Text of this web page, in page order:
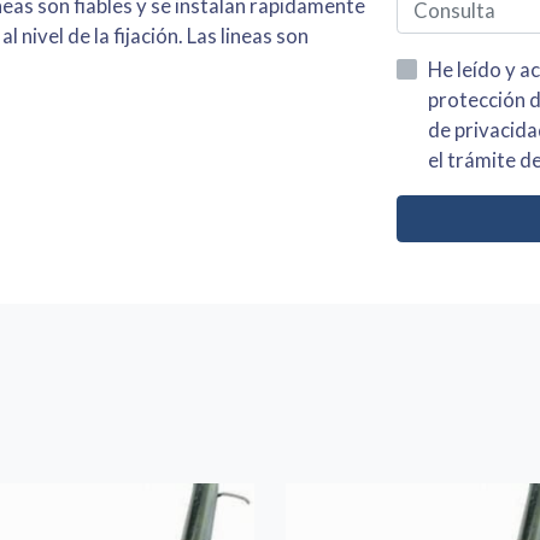
son fiables y se instalan rapidamente
nivel de la fijación. Las lineas son
He leído y acepto la
protección de datos asi como
de privacidad y acepto el tratamiento de mis
el trámite